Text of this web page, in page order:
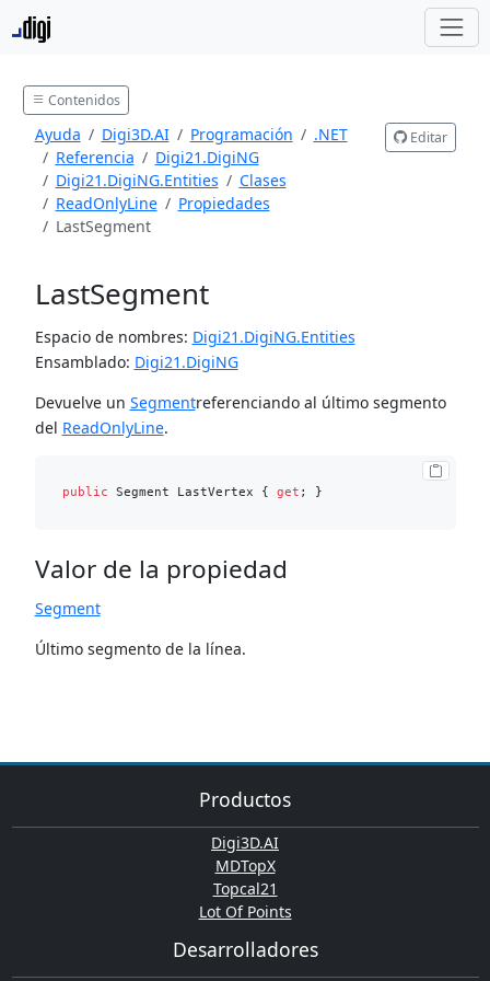
Contenidos
Ayuda Digi3D.AI Programación
.NET
Referencia
Digi21.DigiNG
Digi21.DigiNG.Entities
Clases
ReadOnlyLine
Propiedades
LastSegment
Editar
LastSegment
Espacio de nombres: Digi21.DigiNG.Entities
Ensamblado: Digi21.DigiNG
Devuelve un Segmentreferenciando al último segmento
del ReadOnlyLine.
public Segment LastVertex { get
Valor de la propiedad
Segment
Último segmento de la línea.
Productos
Digi3D.AI
MDTopX
Topcal21
Lot Of Points
Desarrolladores